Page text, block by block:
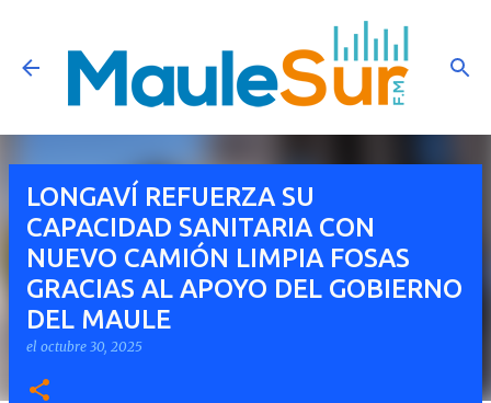
Ir al contenido principal
LONGAVÍ REFUERZA SU
CAPACIDAD SANITARIA CON
NUEVO CAMIÓN LIMPIA FOSAS
GRACIAS AL APOYO DEL GOBIERNO
DEL MAULE
el octubre 30, 2025